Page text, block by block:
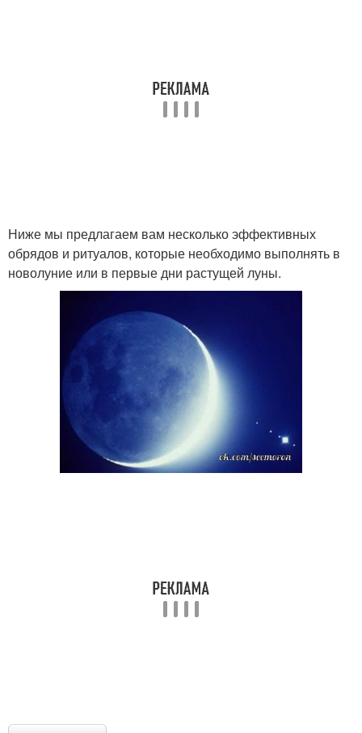
Ниже мы предлагаем вам несколько эффективных
обрядов и ритуалов, которые необходимо выполнять в
новолуние или в первые дни растущей луны.